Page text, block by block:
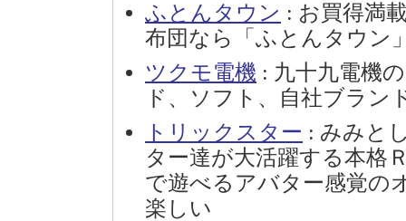
ふとんタウン : お買得満
布団なら「ふとんタウン
ツクモ電機 : 九十九電機
ド、ソフト、自社ブラン
トリックスター : みみと
ター達が大活躍する本格
で遊べるアバター感覚の
楽しい